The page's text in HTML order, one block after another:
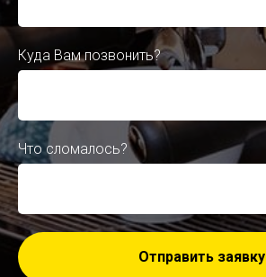
Куда Вам позвонить?
Что сломалось?
Отправить заявку